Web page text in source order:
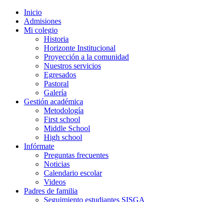
Inicio
Admisiones
Mi colegio
Historia
Horizonte Institucional
Proyección a la comunidad
Nuestros servicios
Egresados
Pastoral
Galería
Gestión académica
Metodología
First school
Middle School
High school
Infórmate
Preguntas frecuentes
Noticias
Calendario escolar
Videos
Padres de familia
Seguimiento estudiantes SISGA